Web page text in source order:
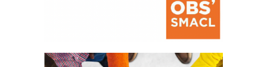
La prévention des conflits